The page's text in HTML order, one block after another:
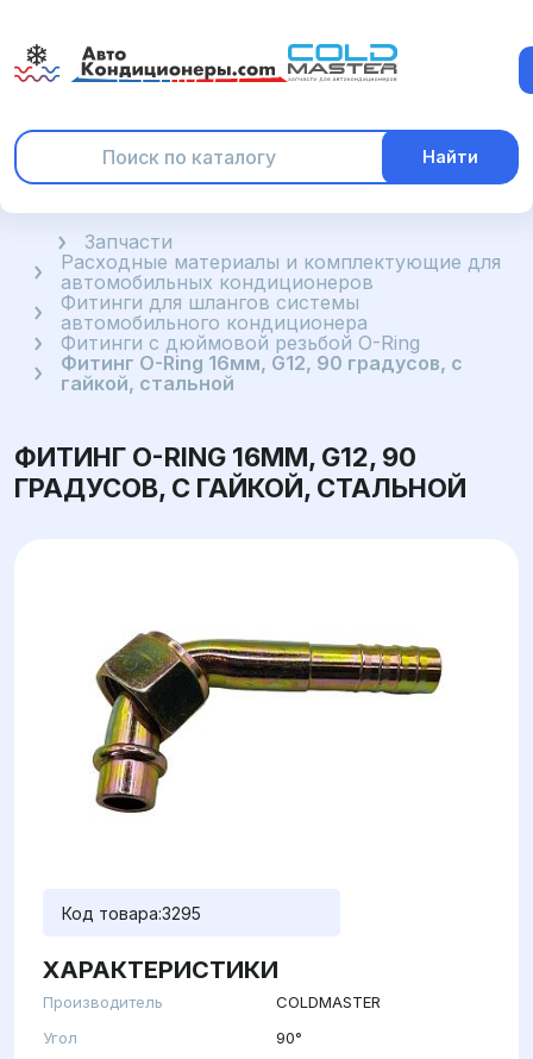
Найти
ГлавнаяЗапчасти
Расходные материалы и комплектующие для
автомобильных кондиционеров
Фитинги для шлангов системы
автомобильного кондиционера
Фитинги с дюймовой резьбой O-Ring
Фитинг O-Ring 16мм, G12, 90 градусов, с
гайкой, стальной
ФИТИНГ O-RING 16ММ, G12, 90
ГРАДУСОВ, С ГАЙКОЙ, СТАЛЬНОЙ
Код товара:3295
ХАРАКТЕРИСТИКИ
Производитель
COLDMASTER
Угол
90°